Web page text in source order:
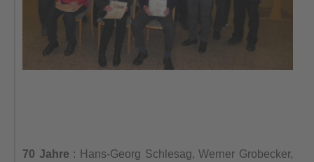
70 Jahre : Hans-Georg Schlesag, Werner Grobecker,